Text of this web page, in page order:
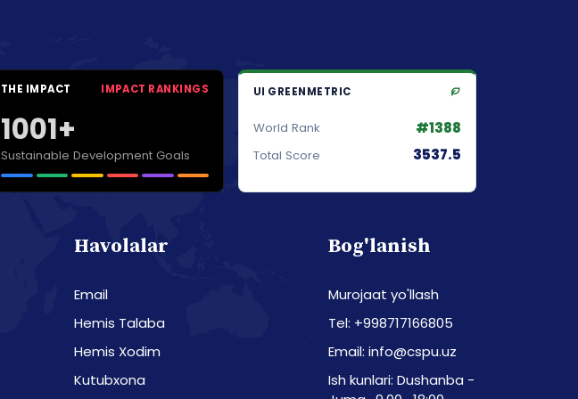
THE IMPACT IMPACT RANKINGS
1001+
Sustainable Development Goals
UI GREENMETRIC
World Rank #1388
Total Score 3537.5
Havolalar
Email
Hemis Talaba
Hemis Xodim
Kutubxona
Bog'lanish
Murojaat yo'llash
Tel: +998717166805
Email: info@cspu.uz
Ish kunlari: Dushanba -